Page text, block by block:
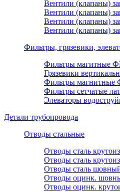
Вентили (клапаны)
Вентили (клапаны)
Вентили (клапаны)
Вентили (клапаны)
Фильтры, грязевики,
Фильтры магитные
Грязевики
Фильтры
Фильтры сетчатые
Элеваторы
Детали трубопровода
Отводы стальные
Отводы сталь
Отводы сталь
Отводы сталь
Отводы оцинк.
Отводы оцинк.